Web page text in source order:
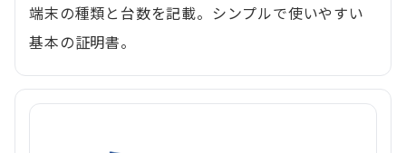
端末の種類と台数を記載。シンプルで使いやすい
基本の証明書。